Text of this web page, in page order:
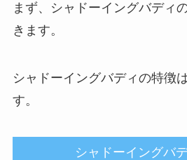
まず、シャドーイングバディ
きます。
シャドーイングバディの特徴
す。
シャドーイングバ